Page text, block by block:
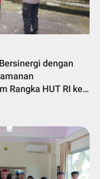
dengan